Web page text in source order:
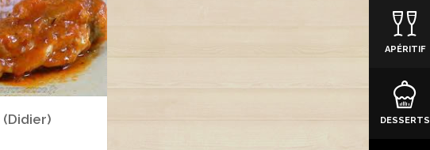
APÉRITIF
DESSERTS